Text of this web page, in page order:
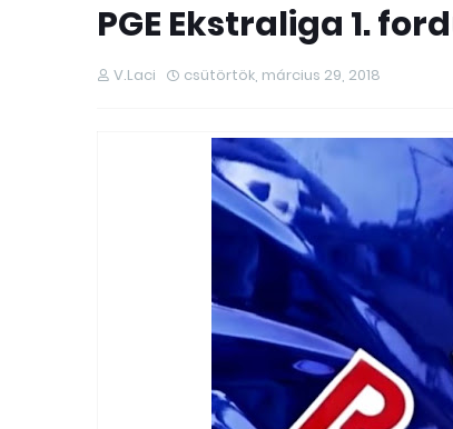
PGE Ekstraliga 1.
V.Laci csütörtök, március 29, 2018